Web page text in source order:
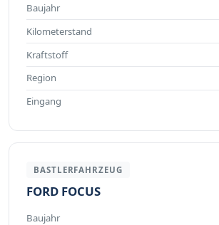
Baujahr
Kilometerstand
Kraftstoff
Region
Eingang
BASTLERFAHRZEUG
FORD FOCUS
Baujahr